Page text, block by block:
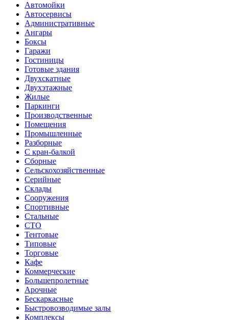
Автомойки
Автосервисы
Административные
Ангары
Боксы
Гаражи
Гостиницы
Готовые здания
Двухскатные
Двухэтажные
Жилые
Паркинги
Производственные
Помещения
Промышленные
Разборные
С кран-балкой
Сборные
Сельскохозяйственные
Серийные
Склады
Сооружения
Спортивные
Стальные
СТО
Тентовые
Типовые
Торговые
Кафе
Коммерческие
Большепролетные
Арочные
Бескаркасные
Быстровозводимые залы
Комплексы